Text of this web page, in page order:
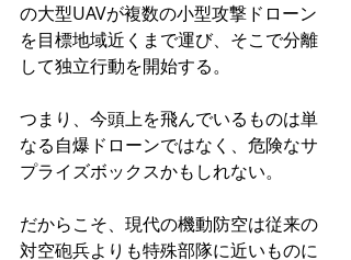
の大型UAVが複数の小型攻撃ドローン
を目標地域近くまで運び、そこで分離
して独立行動を開始する。
つまり、今頭上を飛んでいるものは単
なる自爆ドローンではなく、危険なサ
プライズボックスかもしれない。
だからこそ、現代の機動防空は従来の
対空砲兵よりも特殊部隊に近いものに